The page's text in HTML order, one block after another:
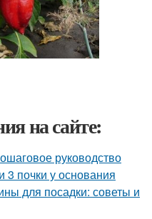
на сайте:
руководство
3 почки у основания
для посадки: советы и